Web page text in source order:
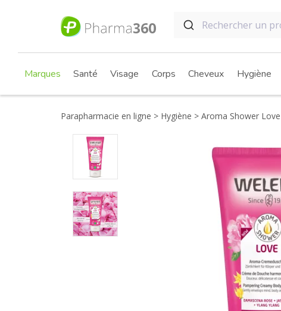
Marques Santé Visage Corps Cheveux Hygiène
Parapharmacie en ligne Hygiène Aroma Shower